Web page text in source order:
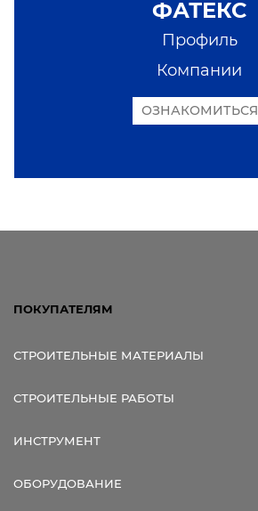
ФАТЕКС
Профиль
Компании
ОЗНАКОМИТЬСЯ
ПОКУПАТЕЛЯМ
СТРОИТЕЛЬНЫЕ МАТЕРИАЛЫ
СТРОИТЕЛЬНЫЕ РАБОТЫ
ИНСТРУМЕНТ
ОБОРУДОВАНИЕ